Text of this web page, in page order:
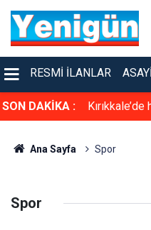
RESMI İLANLAR
SON DAKİKA :
İlke Özyüksel
Ana Sayfa Spor
Spor